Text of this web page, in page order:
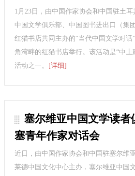
1月23日，由中国作家协会和中国驻土
中国文学俱乐部、中国图书进出口（集
红猫书店共同主办的“当代中国文学对话
角湾畔的红猫书店举行。该活动是“中土
活动之一。
[详细]
塞尔维亚中国文学读者
塞青年作家对话会
近日，由中国作家协会和中国驻塞尔维
莱德中国文化中心主办，塞尔维亚中国